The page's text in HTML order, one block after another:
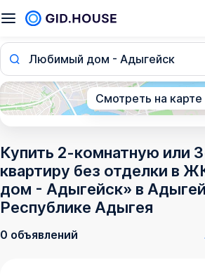
Любимый дом - Адыгейск
Смотреть на карте
Купить 2-комнатную или
квартиру без отделки в
дом - Адыгейск» в
Республике Адыгея
0 объявлений